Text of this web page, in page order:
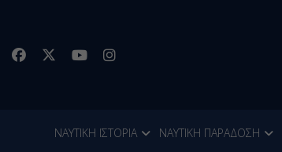
ΝΑΥΤΙΚΗ ΙΣΤΟΡΙΑ ΝΑΥΤΙΚΗ ΠΑΡΑΔΟΣΗ